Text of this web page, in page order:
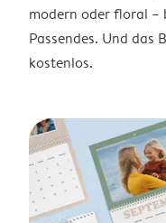
modern oder floral –
Passendes. Und das
kostenlos.